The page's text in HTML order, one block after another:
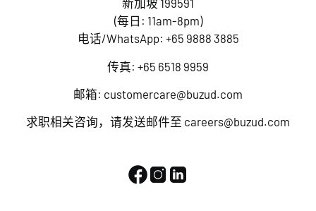
新加坡 199591
(每日: 11am-8pm)
电话/WhatsApp: +65 9888 3885
传真: +65 6518 9959
邮箱: customercare@buzud.com
求职相关咨询，请发送邮件至 careers@buzud.com